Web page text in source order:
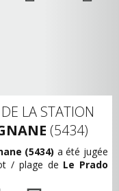
DE LA STATION
(5434)
(5434) a été jugée
/ plage de Le Prado